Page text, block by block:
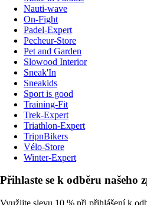
Nauti-wave
On-Fight
Padel-Expert
Pecheur-Store
Pet and Garden
Slowood Interior
Sneak'In
Sneakids
Sport is good
Training-Fit
Trek-Expert
Triathlon-Expert
TripnBikers
Vélo-Store
Winter-Expert
Přihlaste se k odběru našeho
Využijte slevu 10 % při přihlášení k